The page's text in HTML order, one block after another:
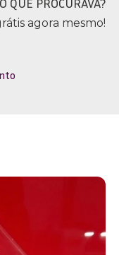
agora mesmo!